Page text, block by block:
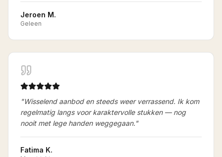
Jeroen M.
Geleen
"Wisselend aanbod en steeds weer verrassend. Ik kom
regelmatig langs voor karaktervolle stukken — nog
nooit met lege handen weggegaan."
Fatima K.